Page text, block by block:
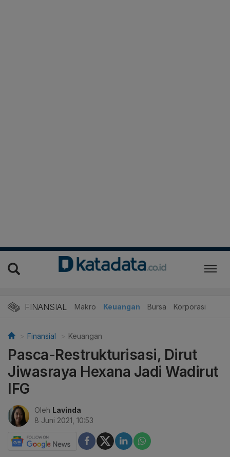
FINANSIAL Makro Keuangan Bursa Korporasi
Finansial Keuangan
Pasca-Restrukturisasi, Dirut
Jiwasraya Hexana Jadi Wadirut
IFG
Oleh Lavinda
8 Juni 2021, 10:53